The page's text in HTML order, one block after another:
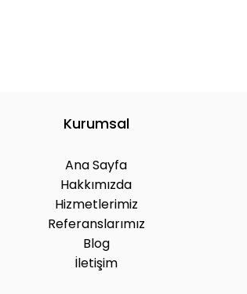
Kurumsal
Ana Sayfa
Hakkımızda
Hizmetlerimiz
Referanslarımız
Blog
İletişim